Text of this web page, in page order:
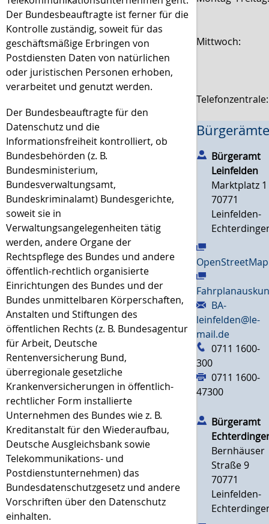
Der Bundesbeauftragte ist ferner für die
Kontrolle zuständig, soweit für das
geschäftsmäßige Erbringen von
Postdiensten Daten von natürlichen
oder juristischen Personen erhoben,
verarbeitet und genutzt werden.
Der Bundesbeauftragte für den
Datenschutz und die
Informationsfreiheit kontrolliert, ob
Bundesbehörden (z. B.
Bundesministerium,
Bundesverwaltungsamt,
Bundeskriminalamt) Bundesgerichte,
soweit sie in
Verwaltungsangelegenheiten tätig
werden, andere Organe der
Rechtspflege des Bundes und andere
öffentlich-rechtlich organisierte
Einrichtungen des Bundes und der
Bundes unmittelbaren Körperschaften,
Anstalten und Stiftungen des
öffentlichen Rechts (z. B. Bundesagentur
für Arbeit, Deutsche
Rentenversicherung Bund,
überregionale gesetzliche
Krankenversicherungen in öffentlich-
rechtlicher Form installierte
Unternehmen des Bundes wie z. B.
Kreditanstalt für den Wiederaufbau,
Deutsche Ausgleichsbank sowie
Telekommunikations- und
Postdienstunternehmen) das
Bundesdatenschutzgesetz und andere
Vorschriften über den Datenschutz
einhalten.
Mittwoch:
Bürgeramt
Leinfelden
Marktplatz 1
70771
Leinfelden-
OpenStreetMap
BA-
leinfelden@le-
mail.de
0711 1600-
300
0711 1600-
47300
Bürgeramt
Bernhäuser
Straße 9
70771
Leinfelden-